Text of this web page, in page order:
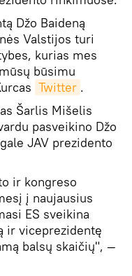
Džo Baideną
Valstijos turi
kurias mes
būsimu
Twitter .
Šarlis Mišelis
pasveikino Džo
JAV prezidento
ir kongreso
į naujausius
ES sveikina
ir viceprezidentę
balsų skaičių", —